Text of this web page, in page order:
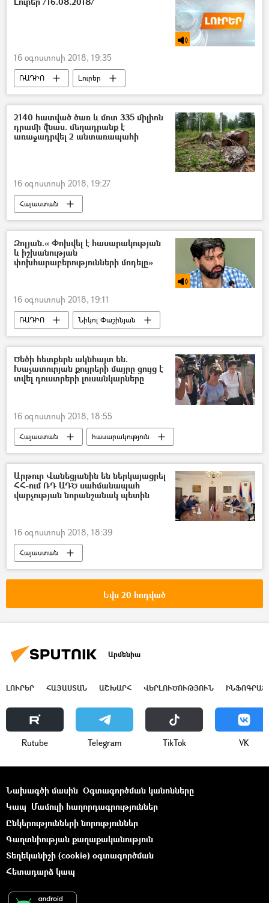
16 օգոստոսի 2018, 19:35
ՌԱԴԻՈ Լուրեր
2140 հատված ծառ և մոտ 335 միլիոն
դրամի վնաս. մեղադրանք է
առաջադրվել 2 անտառապահի
16 օգոստոսի 2018, 19:27
Հայաստան
Զոլյան.« Փոխվել է հասարակության
և իշխանության
փոխհարաբերությունների մոդելը»
16 օգոստոսի 2018, 19:11
ՌԱԴԻՈ
Նիկոլ Փաշինյան
ՀՀ կառավարություն
Ծեծի հետքերն ակնհայտ են.
Խաչատուրյան քույրերի մայրը ցույց է
տվել դուստրերի լուսանկարները
16 օգոստոսի 2018, 18:55
Հայաստան
հասարակություն
Հայրասպան Խաչատուրյան քույրերի պատմությունը
Արթուր Վանեցյանին են ներկայացրել
ՀՀ-ում ՌԴ ԱԴԾ սահմանապահ
վարչության նորանշանակ պետին
16 օգոստոսի 2018, 18:39
Հայաստան
Եվս 20 հոդված
Արմենիա
ԼՈՒՐԵՐ ՀԱՅԱՍՏԱՆ ԱՇԽԱՐՀ ՎԵՐԼՈՒԾՈՒԹՅՈՒՆ
Rutube Telegram ТikТоk VK
Նախագծի մասին Օգտագործման կանոնները
Կապ Մամուլի հաղորդագրություններ
Ընկերությունների նորություններ
Գաղտնիության քաղաքականություն
Տեղեկանիշի (cookie) օգտագործման
Հետադարձ կապ